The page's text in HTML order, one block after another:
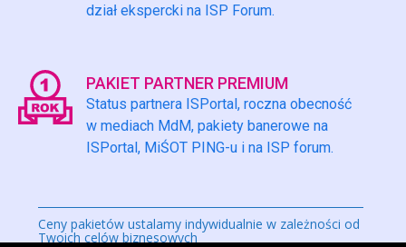
dział ekspercki na ISP Forum.
PAKIET PARTNER PREMIUM
Status partnera ISPortal, roczna obecność
w mediach MdM, pakiety banerowe na
ISPortal, MiŚOT PING-u i na ISP forum.
Ceny pakietów ustalamy indywidualnie w zależności od
Twoich celów biznesowych